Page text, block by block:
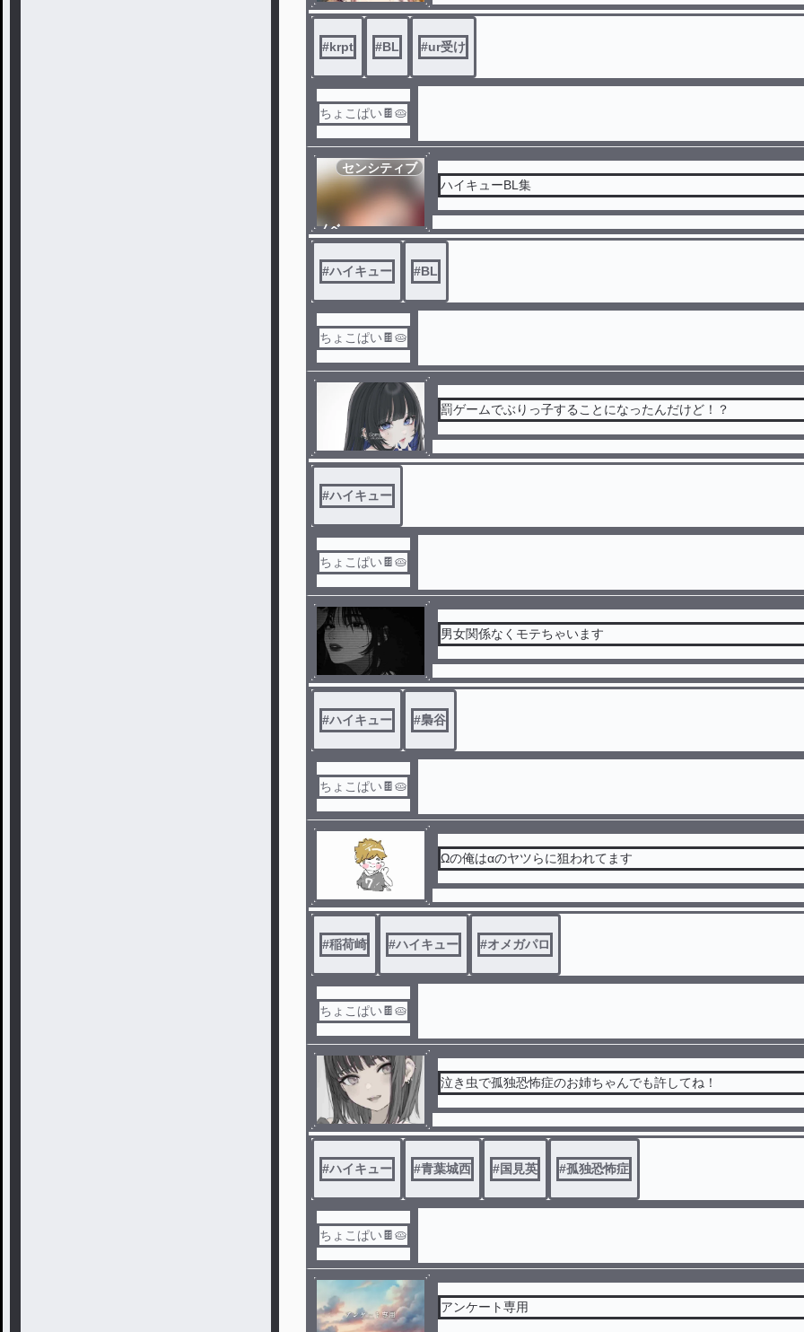
#krpt #BL #ur受け
ちょこぱい🍫🥧
ノベ
ル
センシティブ
ハイキューBL集
#ハイキュー #BL
ちょこぱい🍫🥧
罰ゲームでぶりっ子することになったんだけど！？
#ハイキュー
ちょこぱい🍫🥧
男女関係なくモテちゃいます
#ハイキュー #梟谷
ちょこぱい🍫🥧
Ωの俺は‪α‬のヤツらに狙われてます
#稲荷崎 #ハイキュー #オメガパロ
ちょこぱい🍫🥧
泣き虫で孤独恐怖症のお姉ちゃんでも許してね！
#ハイキュー #青葉城西 #国見英 #孤独恐怖症
ちょこぱい🍫🥧
アンケート専用